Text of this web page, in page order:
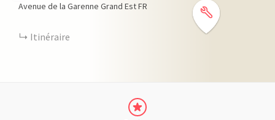
Avenue de la Garenne Grand EstFR
Itinéraire